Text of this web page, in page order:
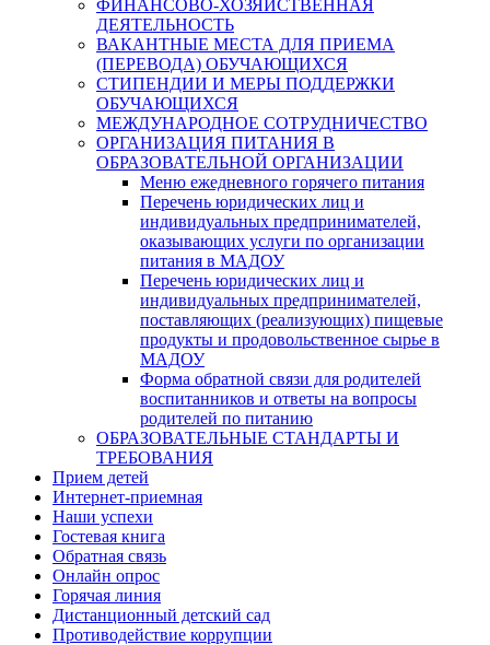
ФИНАНСОВО-ХОЗЯЙСТВЕННАЯ
ДЕЯТЕЛЬНОСТЬ
ВАКАНТНЫЕ МЕСТА ДЛЯ ПРИЕМА
(ПЕРЕВОДА) ОБУЧАЮЩИХСЯ
СТИПЕНДИИ И МЕРЫ ПОДДЕРЖКИ
ОБУЧАЮЩИХСЯ
МЕЖДУНАРОДНОЕ СОТРУДНИЧЕСТВО
ОРГАНИЗАЦИЯ ПИТАНИЯ В
ОБРАЗОВАТЕЛЬНОЙ ОРГАНИЗАЦИИ
Меню ежедневного горячего питания
Перечень юридических лиц и
индивидуальных предпринимателей,
оказывающих услуги по организации
питания в МАДОУ
Перечень юридических лиц и
индивидуальных предпринимателей,
поставляющих (реализующих) пищевые
продукты и продовольственное сырье в
МАДОУ
Форма обратной связи для родителей
воспитанников и ответы на вопросы
родителей по питанию
ОБРАЗОВАТЕЛЬНЫЕ СТАНДАРТЫ И
ТРЕБОВАНИЯ
Прием детей
Интернет-приемная
Наши успехи
Гостевая книга
Обратная связь
Онлайн опрос
Горячая линия
Дистанционный детский сад
Противодействие коррупции